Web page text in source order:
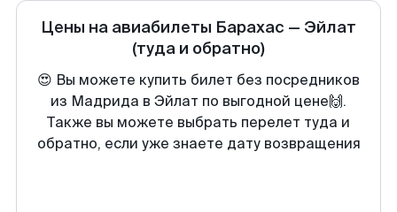
Цены на авиабилеты Барахас — Эйлат
(туда и обратно)
😍 Вы можете купить билет без посредников
из Мадрида в Эйлат по выгодной цене🙌.
Также вы можете выбрать перелет туда и
обратно, если уже знаете дату возвращения